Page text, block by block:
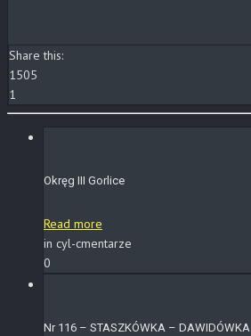
Share this:
1505
1
Okręg III Gorlice
Read more
in cyl-cmentarze
0
Nr 116 – STASZKÓWKA – DAWIDÓWKA